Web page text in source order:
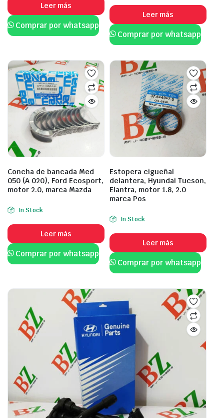
Leer más
Comprar por whatsapp
Leer más
Comprar por whatsapp
Concha de bancada Med
050 (A 020), Ford Ecosport,
motor 2.0, marca Mazda
In Stock
Leer más
Comprar por whatsapp
Estopera cigueñal
delantera, Hyundai Tucson,
Elantra, motor 1.8, 2.0
marca Pos
In Stock
Leer más
Comprar por whatsapp